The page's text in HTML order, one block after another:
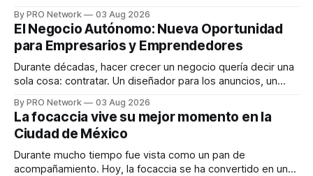
INTERIUS, el problema suele estar en otro lugar. Durante
una entrevista para el podcast SER PRO, el especialista en
marketing digital explicó que
By PRO Network 03 Aug 2026
El Negocio Autónomo: Nueva Oportunidad
para Empresarios y Emprendedores
Durante décadas, hacer crecer un negocio quería decir una
sola cosa: contratar. Un diseñador para los anuncios, un
para los textos, alguien que supiera de publicidad digital
para encontrar prospectos, un vendedor para atender
llamadas y mensajes, y —con suerte— una persona
By PRO Network 03 Aug 2026
La focaccia vive su mejor momento en la
Ciudad de México
Durante mucho tiempo fue vista como un pan de
acompañamiento. Hoy, la focaccia se ha convertido en uno